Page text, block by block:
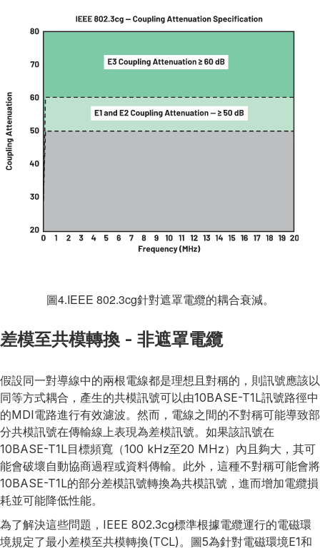
圖4.IEEE 802.3cg針對遮罩電纜的耦合衰減。
差模至共模轉換 - 非遮罩電纜
假設同一對導線中的兩根電線都是理想且對稱的，則訊號應該以
同等方式耦合，產生的共模訊號可以由10BASE-T1L訊號路徑中
的MDI電路進行有效濾波。然而，電線之間的不對稱可能導致部
分共模訊號在傳輸線上表現為差模訊號。如果該訊號在
10BASE-T1L目標頻寬（100 kHz至20 MHz）內且夠大，其可
能會破壞自動協商過程或資料傳輸。此外，這種不對稱可能會將
10BASE-T1L的部分差模訊號轉換為共模訊號，進而增加電纜損
耗並可能降低性能。
為了解決這些問題，IEEE 802.3cg標準根據電纜運行的電磁環
境規定了最小差模至共模轉換(TCL)。圖5為針對電磁環境E1和